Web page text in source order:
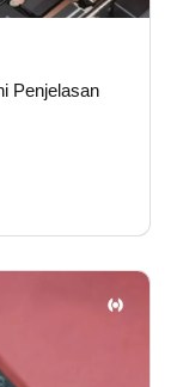
Penjelasan